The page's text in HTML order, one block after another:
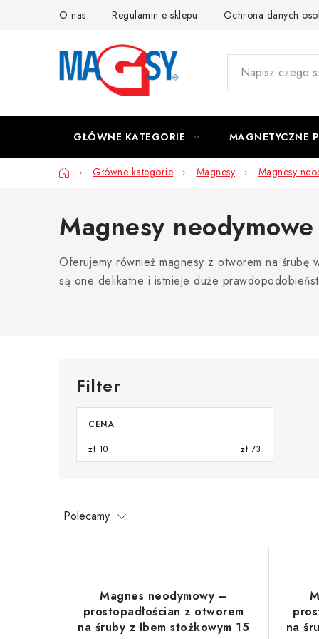
O nas Regulamin e-sklepu Ochrona danych
GŁÓWNE KATEGORIE MAGNETYCZNE
HomeGłówne kategorie Magnesy Magnesy
Magnesy
Oferujemy również magnesy z otworem na
są one delikatne i istnieje duże
CENA
zł 10 zł 73
S
Polecamy
Magnes neodymowy –
prostopadłościan z otworem
na śruby z łbem stożkowym 15
na